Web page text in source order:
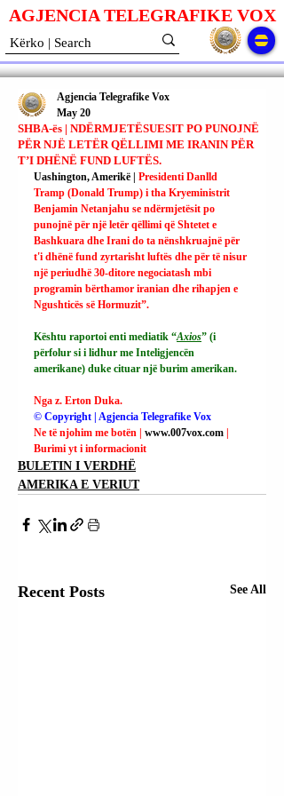
AGJENCIA TELEGRAFIKE VOX
SHBA-ës | NDËRMJETËSUESIT PO PUNOJNË
PËR NJË LETËR QËLLIMI ME IRANIN PËR
T’I DHËNË FUND LUFTËS.
Agjencia Telegrafike Vox
May 20
Uashington, Amerikë | Presidenti Danlld
Tramp (Donald Trump) i tha Kryeministrit
Benjamin Netanjahu se ndërmjetësit po
punojnë për një letër qëllimi që Shtetet e
Bashkuara dhe Irani do ta nënshkruajnë për
t'i dhënë fund zyrtarisht luftës dhe për të nisur
një periudhë 30-ditore negociatash mbi
programin bërthamor iranian dhe rihapjen e
Ngushticës së Hormuzit”.
Kështu raportoi enti mediatik “Axios” (i
përfolur si i lidhur me Inteligjencën
amerikane) duke cituar një burim amerikan.
Nga z. Erton Duka.
© Copyright | Agjencia Telegrafike Vox
Ne të njohim me botën | www.007vox.com
Burimi yt i informacionit
BULETIN I VERDHË
AMERIKA E VERIUT
Recent Posts See All